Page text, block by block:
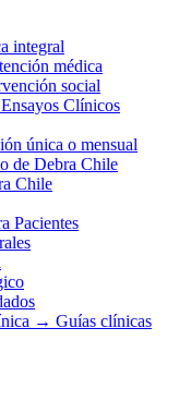
integral
médica
social
Clínicos
única o mensual
de Debra Chile
Chile
Pacientes
→ Guías clínicas